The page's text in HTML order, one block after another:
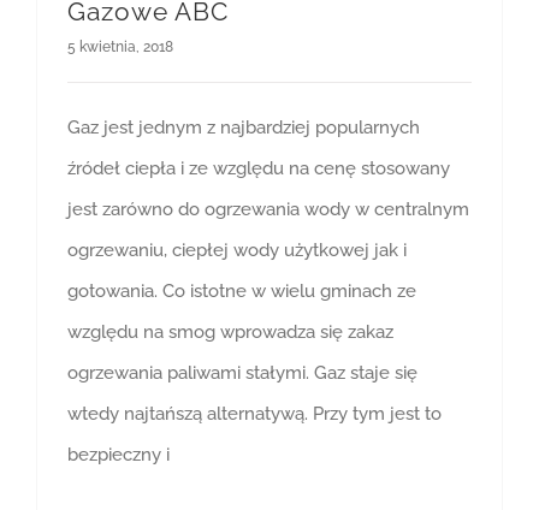
Gazowe ABC
5 kwietnia, 2018
Gaz jest jednym z najbardziej popularnych
źródeł ciepła i ze względu na cenę stosowany
jest zarówno do ogrzewania wody w centralnym
ogrzewaniu, ciepłej wody użytkowej jak i
gotowania. Co istotne w wielu gminach ze
względu na smog wprowadza się zakaz
ogrzewania paliwami stałymi. Gaz staje się
wtedy najtańszą alternatywą. Przy tym jest to
bezpieczny i